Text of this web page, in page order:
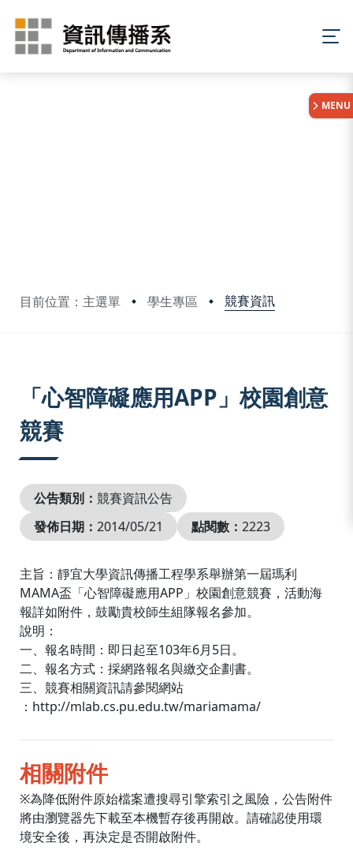
目前位置：主選單 學生專區 競賽資訊
MENU
「心智障礙應用APP」校園創意
競賽
公告類別： 競賽資訊公告
發佈日期： 2014/05/21 點閱數： 2223
主旨：靜宜大學資訊傳播工程學系舉辦第一屆瑪利
MAMA盃「心智障礙應用APP」校園創意競賽，活動海
報詳如附件，鼓勵貴校師生組隊報名參加。
說明：
一、報名時間：即日起至103年6月5日。
二、報名方式：採網路報名與繳交企劃書。
三、競賽相關資訊請參閱網站
：http://mlab.cs.pu.edu.tw/mariamama/
相關附件
※為降低附件原始檔案遭搜尋引擎索引之風險，公告附件
將由瀏覽器先下載至本機暫存後再開啟。請確認使用環
境安全後，再決定是否開啟附件。